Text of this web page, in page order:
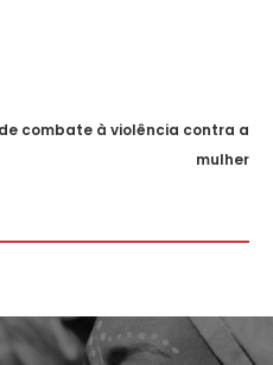
combate à violência contra a
mulher